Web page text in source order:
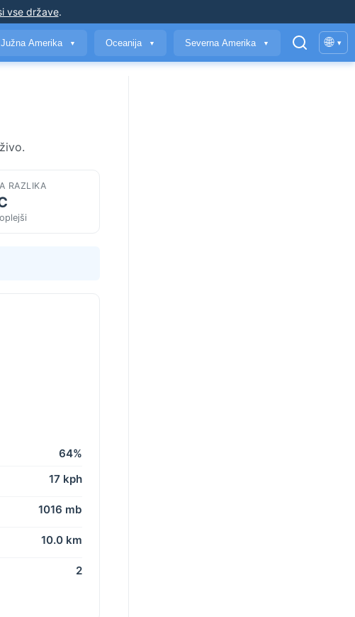
vse države.
Južna Amerika ▼ Oceanija ▼ Severna Amerika ▼ 🌐 ▾
RAZLIKA
64%
17 kph
1016 mb
10.0 km
2